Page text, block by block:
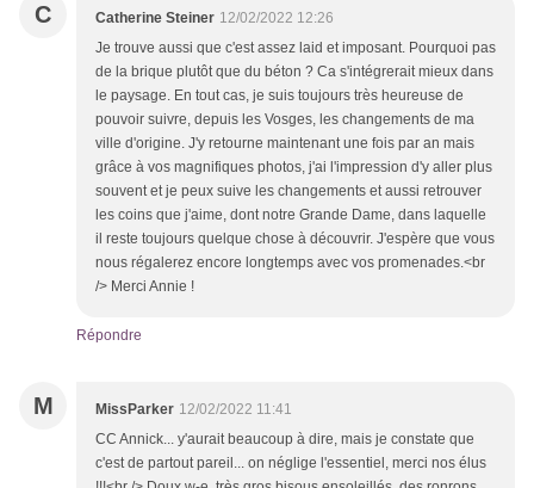
C Catherine Steiner 12/02/2022 12:26
Je trouve aussi que c'est assez laid et imposant. Pourquoi pas
de la brique plutôt que du béton ? Ca s'intégrerait mieux dans
le paysage. En tout cas, je suis toujours très heureuse de
pouvoir suivre, depuis les Vosges, les changements de ma
ville d'origine. J'y retourne maintenant une fois par an mais
grâce à vos magnifiques photos, j'ai l'impression d'y aller plus
souvent et je peux suive les changements et aussi retrouver
les coins que j'aime, dont notre Grande Dame, dans laquelle
il reste toujours quelque chose à découvrir. J'espère que vous
nous régalerez encore longtemps avec vos promenades.<br
/> Merci Annie !
Répondre
M MissParker 12/02/2022 11:41
CC Annick... y'aurait beaucoup à dire, mais je constate que
c'est de partout pareil... on néglige l'essentiel, merci nos élus